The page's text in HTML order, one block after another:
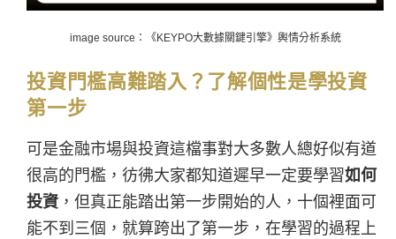
image source：《KEYPO大數據關鍵引擎》輿情分析系統
投資門檻高難踏入？了解個性是學投資
第一步
可是金融市場與投資這檔事對大多數人總好似有道
很高的門檻，彷彿大家都知道遲早一定要學習如何
投資，但真正能踏出第一步開始的人，十個裡面可
能不到三個，就算跨出了第一步，在學習的過程上